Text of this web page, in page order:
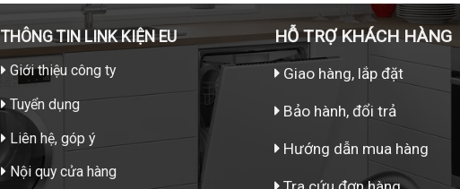
THÔNG TIN LINK KIỆN EU
Giới thiệu công ty
Tuyển dụng
Liên hệ, góp ý
Nội quy cửa hàng
HỖ TRỢ KHÁCH HÀNG
Giao hàng, lắp đặt
Bảo hành, đổi trả
Hướng dẫn mua hàng